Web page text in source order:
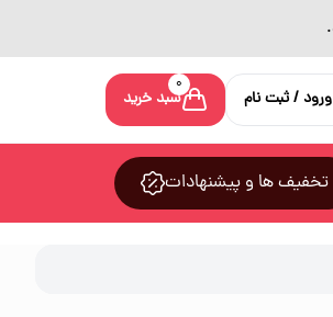
ورود / ثبت نام
0
سبد خرید
تخفیف ها و پیشنهادات